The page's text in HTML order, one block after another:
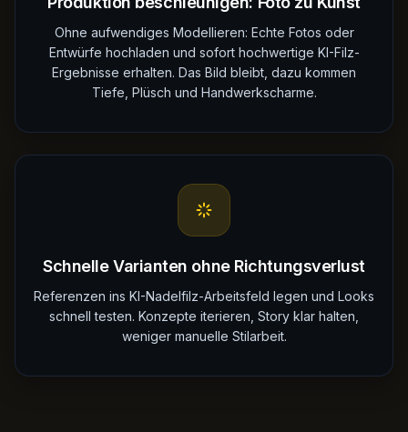
Ohne aufwendiges Modellieren: Echte Fotos oder
Entwürfe hochladen und sofort hochwertige KI-Filz-
Ergebnisse erhalten. Das Bild bleibt, dazu kommen
Tiefe, Plüsch und Handwerkscharme.
Schnelle Varianten ohne Richtungsverlust
Referenzen ins KI-Nadelfilz-Arbeitsfeld legen und Looks
schnell testen. Konzepte iterieren, Story klar halten,
weniger manuelle Stilarbeit.